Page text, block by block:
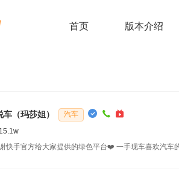
首页 版本介绍
（玛莎姐）
汽车
15.1w